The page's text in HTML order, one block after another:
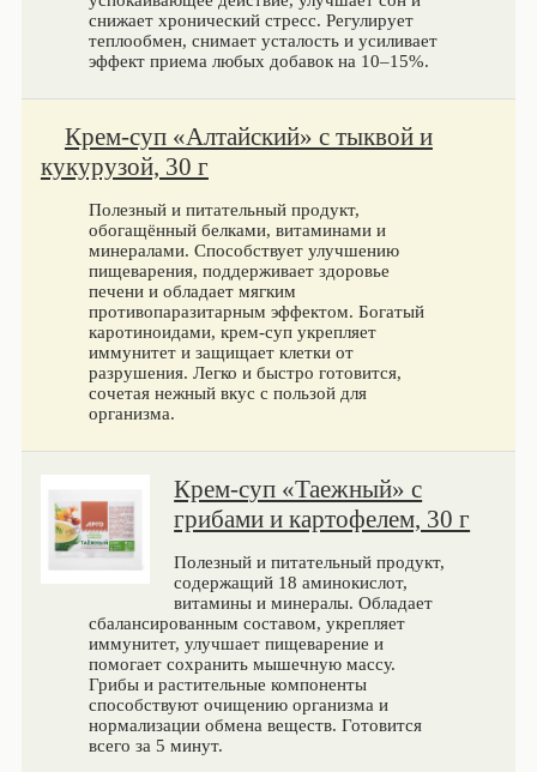
снижает хронический стресс. Регулирует
теплообмен, снимает усталость и усиливает
эффект приема любых добавок на 10–15%.
Крем-суп «Алтайский» с тыквой и
кукурузой, 30 г
Полезный и питательный продукт,
обогащённый белками, витаминами и
минералами. Способствует улучшению
пищеварения, поддерживает здоровье
печени и обладает мягким
противопаразитарным эффектом. Богатый
каротиноидами, крем-суп укрепляет
иммунитет и защищает клетки от
разрушения. Легко и быстро готовится,
сочетая нежный вкус с пользой для
организма.
Крем-суп «Таежный» с
грибами и картофелем, 30 г
Полезный и питательный продукт,
содержащий 18 аминокислот,
витамины и минералы. Обладает
сбалансированным составом, укрепляет
иммунитет, улучшает пищеварение и
помогает сохранить мышечную массу.
Грибы и растительные компоненты
способствуют очищению организма и
нормализации обмена веществ. Готовится
всего за 5 минут.